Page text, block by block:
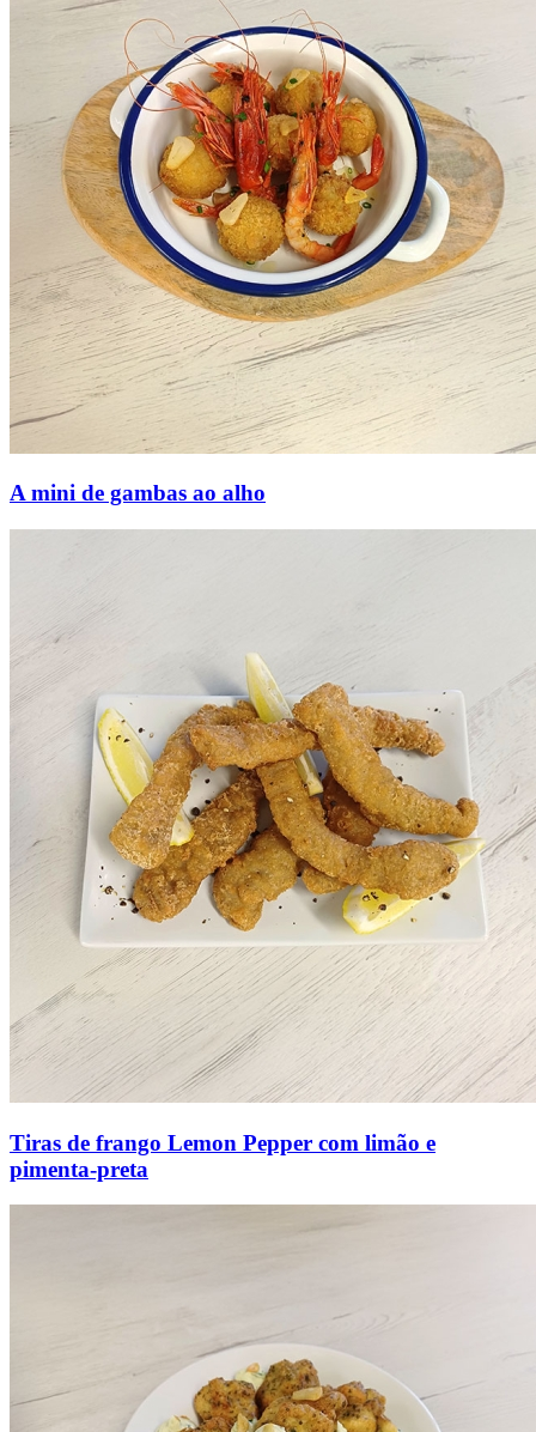
A mini de gambas ao alho
Tiras de frango Lemon Pepper com limão e
pimenta-preta